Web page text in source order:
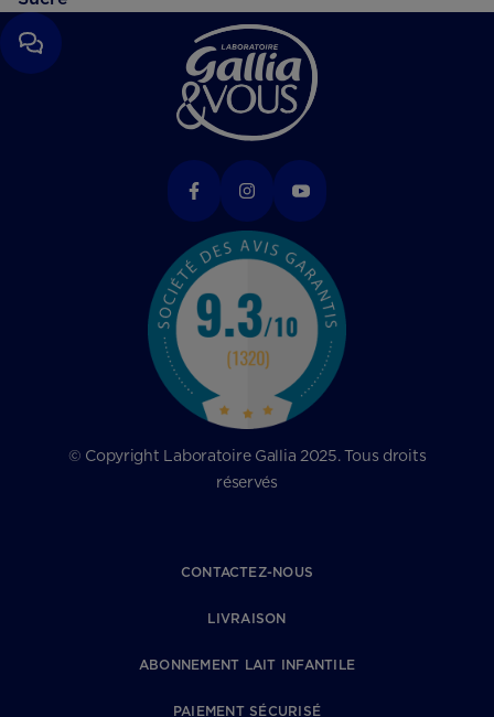
© Copyright Laboratoire Gallia 2025. Tous droits
réservés
CONTACTEZ-NOUS
LIVRAISON
ABONNEMENT LAIT INFANTILE
PAIEMENT SÉCURISÉ